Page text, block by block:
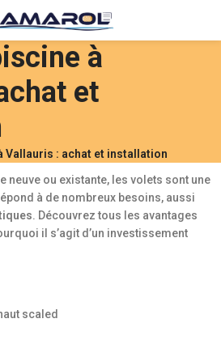
à
et
Vallauris : achat et installation
neuve ou existante, les volets sont une
à de nombreux besoins, aussi
. Découvrez tous les avantages
il s’agit d’un investissement